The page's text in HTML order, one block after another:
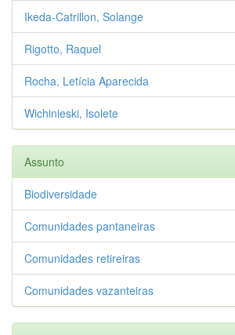
Ikeda-Catrillon, Solange
Rigotto, Raquel
Rocha, Letícia Aparecida
Wichinieski, Isolete
Assunto
Biodiversidade
Comunidades pantaneiras
Comunidades retireiras
Comunidades vazanteiras